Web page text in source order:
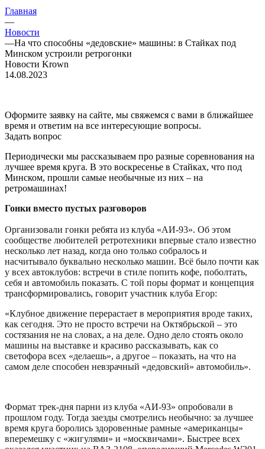
Главная
—
Новости
—На что способны «дедовские» машины: в Стайках под
Минском устроили ретрогонки
Новости Krown
14.08.2023
Оформите заявку на сайте, мы свяжемся с вами в ближайшее
время и ответим на все интересующие вопросы.
Задать вопрос
Периодически мы рассказываем про разные соревнования на
лучшее время круга. В это воскресенье в Стайках, что под
Минском, прошли самые необычные из них – на
ретромашинах!
Гонки вместо пустых разговоров
Организовали гонки ребята из клуба «АИ-93». Об этом
сообществе любителей ретротехники впервые стало известно
несколько лет назад, когда оно только собралось и
насчитывало буквально несколько машин. Всё было почти как
у всех автоклубов: встречи в стиле попить кофе, поболтать,
себя и автомобиль показать. С той поры формат и концепция
трансформировались, говорит участник клуба Егор:
«Клубное движение перерастает в мероприятия вроде таких,
как сегодня. Это не просто встречи на Октябрьской – это
состязания не на словах, а на деле. Одно дело стоять около
машины на выставке и красиво рассказывать, как со
светофора всех «делаешь», а другое – показать, на что на
самом деле способен невзрачный «дедовский» автомобиль».
Формат трек-дня парни из клуба «АИ-93» опробовали в
прошлом году. Тогда заезды смотрелись необычно: за лучшее
время круга боролись здоровенные рамные «американцы»
вперемешку с «жигулями» и «москвичами». Быстрее всех